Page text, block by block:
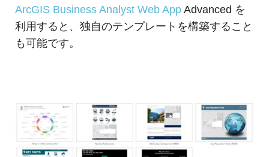
ArcGIS Business Analyst Web App Advanced を
利用すると、独自のテンプレートを構築すること
も可能です。